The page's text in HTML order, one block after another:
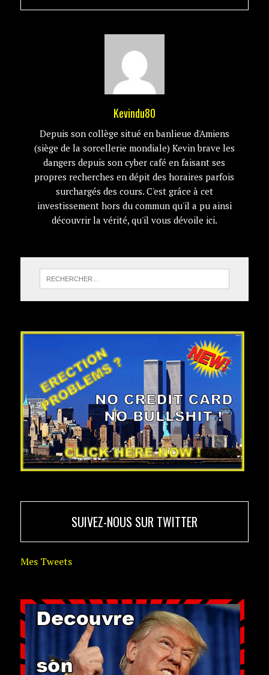
Kevindu80
Depuis son collège situé en banlieue d'Amiens
(siège de la sorcellerie mondiale) Kevin brave les
dangers depuis son cyber café en faisant ses
propres recherches en dépit des horaires parfois
surchargés des cours. C'est grâce à cet
investissement hors du commun qu'il a pu ainsi
découvrir la vérité, qu'il vous dévoile ici.
SUIVEZ-NOUS SUR TWITTER
Mes Tweets